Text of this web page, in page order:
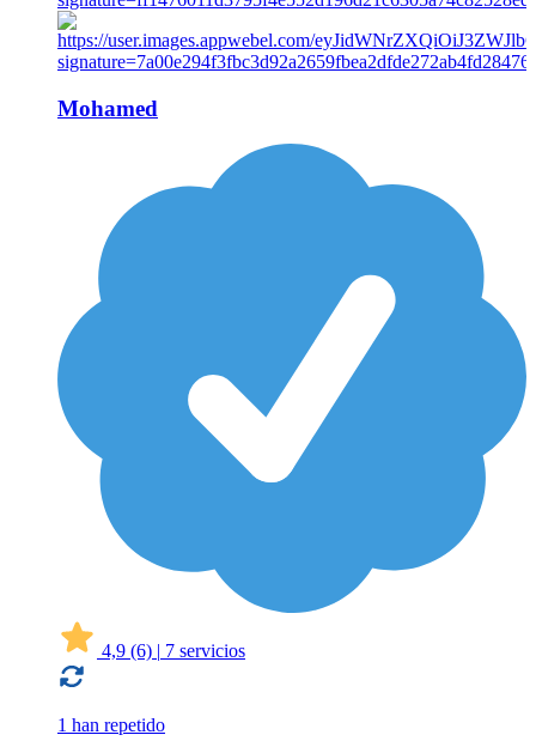
Mohamed
4,9 (6) | 7 servicios
1 han repetido